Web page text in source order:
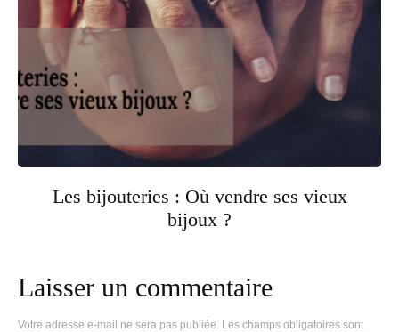
Les bijouteries : Où vendre ses vieux
bijoux ?
Laisser un commentaire
Votre adresse e-mail ne sera pas publiée. Les champs obligatoires sont